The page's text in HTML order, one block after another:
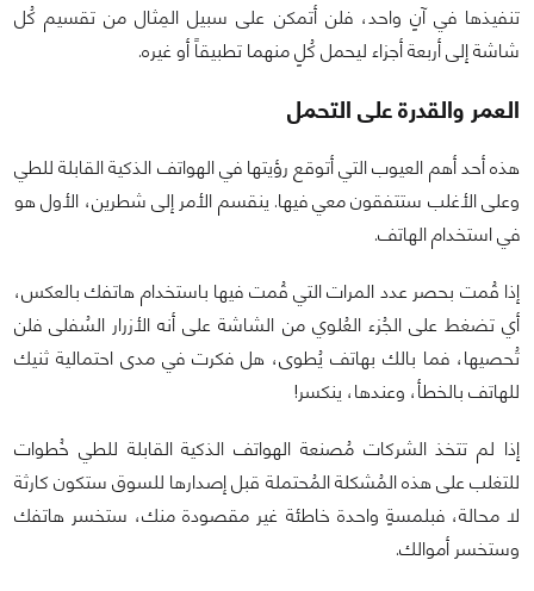
تنفيذها في آنٍ واحد، فلن أتمكن على سبيل المِثال من تقسيم كُل
شاشة إلى أربعة أجزاء ليحمل كُلٍ منهما تطبيقاً أو غيره.
العمر والقدرة على التحمل
هذه أحد أهم العيوب التي أتوقع رؤيتها في الهواتف الذكية القابلة للطي
وعلى الأغلب ستتفقون معي فيها. ينقسم الأمر إلى شطرين، الأول هو
في استخدام الهاتف.
إذا قُمت بحصر عدد المرات التي قُمت فيها باستخدام هاتفك بالعكس،
أي تضغط على الجُزء العُلوي من الشاشة على أنه الأزرار السُفلى فلن
تُحصيها، فما بالك بهاتف يُطوى، هل فكرت في مدى احتمالية ثنيك
للهاتف بالخطأ، وعندها، ينكسر!
إذا لم تتخذ الشركات مُصنعة الهواتف الذكية القابلة للطي خُطوات
للتغلب على هذه المُشكلة المُحتملة قبل إصدارها للسوق ستكون كارثة
لا محالة، فبلمسةٍ واحدة خاطئة غير مقصودة منك، ستخسر هاتفك
وستخسر أموالك.